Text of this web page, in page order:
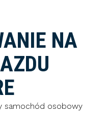
NA
samochód osobowy